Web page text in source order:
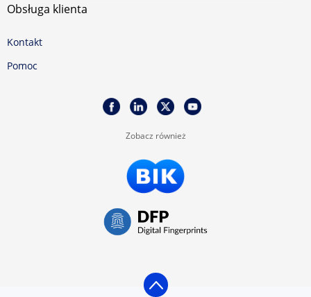
Obsługa klienta
Kontakt
Pomoc
Zobacz również